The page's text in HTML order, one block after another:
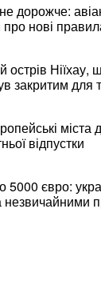
дорожче:
про нові
острів Ніїхау,
закритим для
перших
відпустки
євро:
незвичайними
поділилася